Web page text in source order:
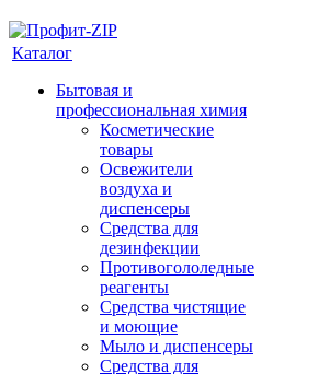
Каталог
Бытовая и
профессиональная химия
Косметические
товары
Освежители
воздуха и
диспенсеры
Средства для
дезинфекции
Противогололедные
реагенты
Средства чистящие
и моющие
Мыло и диспенсеры
Средства для